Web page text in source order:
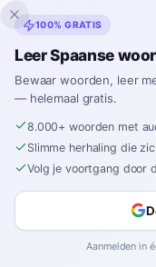
Inklingo
Home›Spaans›Dutch
Hoe zeg
Spaans
Het Spaanse
Dit is
100% GRATIS
Leer Spaanse
Bewaar woorden, leer
— helemaal gratis.
8.000+ woorden met
Slimme herhaling die
Volg je voortgang door
Aanmelden in